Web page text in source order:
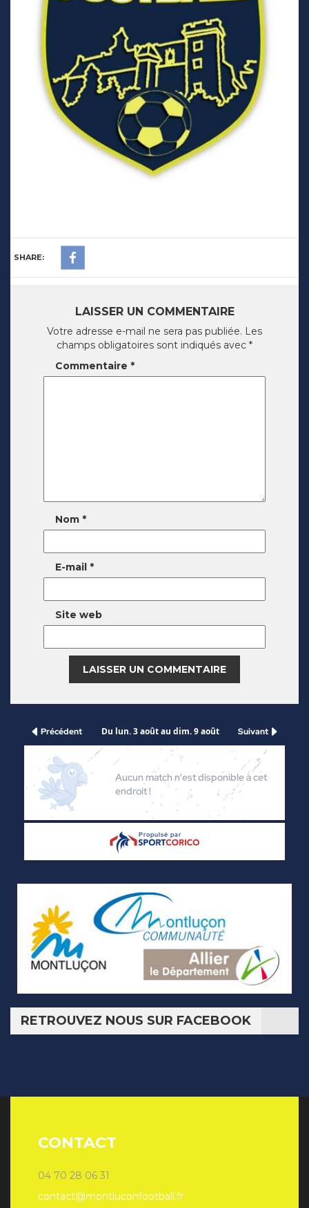
SHARE:
LAISSER UN COMMENTAIRE
Votre adresse e-mail ne sera pas publiée. Les
champs obligatoires sont indiqués avec *
Commentaire *
Nom *
E-mail *
Site web
RETROUVEZ NOUS SUR FACEBOOK
CONTACT
04 70 28 06 31
contact@montluconfootball.fr